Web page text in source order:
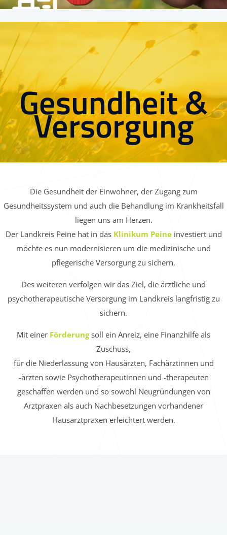
Gesundheit &
Versorgung
Die Gesundheit der Einwohner, der Zugang zum
Gesundheitssystem und auch die Behandlung im Krankheitsfall
liegen uns am Herzen.
Der Landkreis Peine hat in das Klinikum Peine investiert und
möchte es nun modernisieren um die medizinische und
pflegerische Versorgung zu sichern.
Des weiteren verfolgen wir das Ziel, die ärztliche und
psychotherapeutische Versorgung im Landkreis langfristig zu
sichern.
Mit einer Förderungsoll ein Anreiz, eine Finanzhilfe als
Zuschuss,
für die Niederlassung von Hausärzten, Fachärztinnen und
-ärzten sowie Psychotherapeutinnen und -therapeuten
geschaffen werden und so sowohl Neugründungen von
Arztpraxen als auch Nachbesetzungen vorhandener
Hausarztpraxen erleichtert werden.